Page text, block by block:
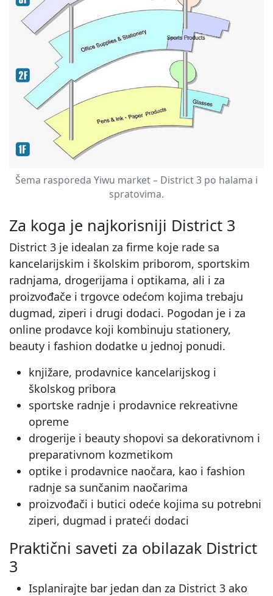
Šema rasporeda Yiwu market – District 3 po halama i
spratovima.
Za koga je najkorisniji District 3
District 3 je idealan za firme koje rade sa
kancelarijskim i školskim priborom, sportskim
radnjama, drogerijama i optikama, ali i za
proizvođače i trgovce odećom kojima trebaju
dugmad, ziperi i drugi dodaci. Pogodan je i za
online prodavce koji kombinuju stationery,
beauty i fashion dodatke u jednoj ponudi.
knjižare, prodavnice kancelarijskog i
školskog pribora
sportske radnje i prodavnice rekreativne
opreme
drogerije i beauty shopovi sa dekorativnom i
preparativnom kozmetikom
optike i prodavnice naočara, kao i fashion
radnje sa sunčanim naočarima
proizvođači i butici odeće kojima su potrebni
ziperi, dugmad i prateći dodaci
Praktični saveti za obilazak District
3
Isplanirajte bar jedan dan za District 3 ako